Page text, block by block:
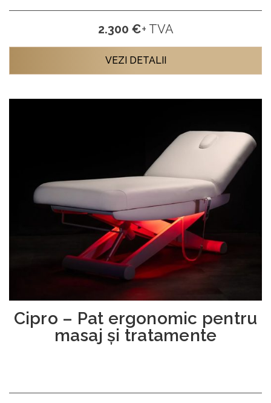
2.300 €+ TVA
VEZI DETALII
Cipro – Pat ergonomic pentru
masaj și tratamente